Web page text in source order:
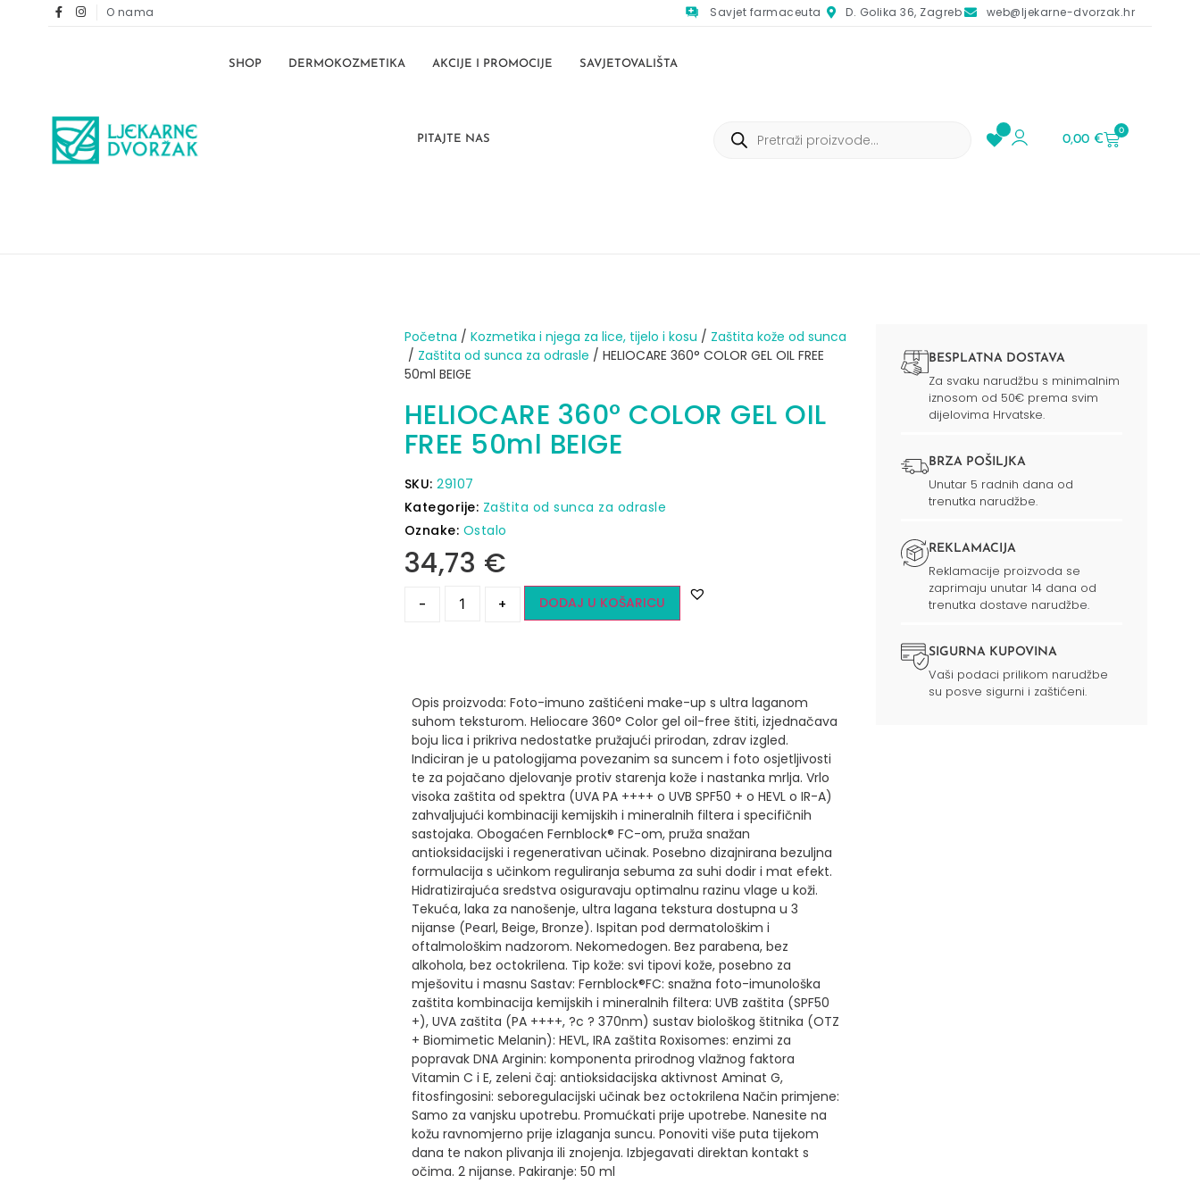
O nama Savjet farmaceuta D. Golika 36, Zagreb web@ljekarne-dvorzak.hr
SHOP DERMOKOZMETIKA AKCIJE I PROMOCIJE SAVJETOVALIŠTA
PITAJTE NAS 0,00€
0
Početna / Kozmetika i njega za lice, tijelo i kosu / Zaštita kože od sunca​
/ Zaštita od sunca za odrasle / HELIOCARE 360° COLOR GEL OIL FREE
50ml BEIGE
HELIOCARE 360° COLOR GEL OIL
FREE 50ml BEIGE
SKU: 29107
Kategorije: Zaštita od sunca za odrasle
Oznake: Ostalo
34,73 €
- + DODAJ U KOŠARICU
Opis proizvoda: Foto-imuno zaštićeni make-up s ultra laganom
suhom teksturom. Heliocare 360° Color gel oil-free štiti, izjednačava
boju lica i prikriva nedostatke pružajući prirodan, zdrav izgled.
Indiciran je u patologijama povezanim sa suncem i foto osjetljivosti
te za pojačano djelovanje protiv starenja kože i nastanka mrlja. Vrlo
visoka zaštita od spektra (UVA PA ++++ o UVB SPF50 + o HEVL o IR-A)
zahvaljujući kombinaciji kemijskih i mineralnih filtera i specifičnih
sastojaka. Obogaćen Fernblock® FC-om, pruža snažan
antioksidacijski i regenerativan učinak. Posebno dizajnirana bezuljna
formulacija s učinkom reguliranja sebuma za suhi dodir i mat efekt.
Hidratizirajuća sredstva osiguravaju optimalnu razinu vlage u koži.
Tekuća, laka za nanošenje, ultra lagana tekstura dostupna u 3
nijanse (Pearl, Beige, Bronze). Ispitan pod dermatološkim i
oftalmološkim nadzorom. Nekomedogen. Bez parabena, bez
alkohola, bez octokrilena. Tip kože: svi tipovi kože, posebno za
mješovitu i masnu Sastav: Fernblock®FC: snažna foto-imunološka
zaštita kombinacija kemijskih i mineralnih filtera: UVB zaštita (SPF50
+), UVA zaštita (PA ++++, ?c ? 370nm) sustav biološkog štitnika (OTZ
+ Biomimetic Melanin): HEVL, IRA zaštita Roxisomes: enzimi za
popravak DNAArginin: komponenta prirodnog vlažnog faktora
Vitamin C i E, zeleni čaj: antioksidacijska aktivnost Aminat G,
fitosfingosini: seboregulacijski učinakbez octokrilena Način primjene:
Samo za vanjsku upotrebu. Promućkati prije upotrebe. Nanesite na
kožu ravnomjerno prije izlaganja suncu. Ponoviti više puta tijekom
dana te nakon plivanja ili znojenja. Izbjegavati direktan kontakt s
očima. 2 nijanse. Pakiranje: 50 ml
BESPLATNA DOSTAVA
Za svaku narudžbu s minimalnim
iznosom od 50€ prema svim
dijelovima Hrvatske.
BRZA POŠILJKA
Unutar 5 radnih dana od
trenutka narudžbe.
REKLAMACIJA
Reklamacije proizvoda se
zaprimaju unutar 14 dana od
trenutka dostave narudžbe.
SIGURNA KUPOVINA
Vaši podaci prilikom narudžbe
su posve sigurni i zaštićeni.